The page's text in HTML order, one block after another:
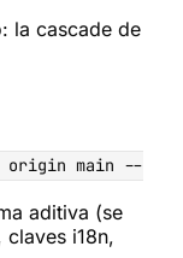
la cascade de
main --
aditiva (se
i18n,